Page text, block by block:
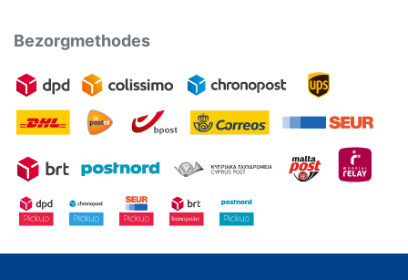
Bezorgmethodes